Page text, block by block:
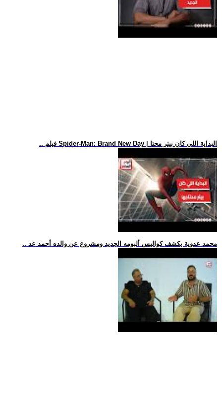
.. فيلم Spider-Man: Brand New Day | البداية اللي كان بيتر محتا
.. محمد عدوية يكشف كواليس ألبومه الجديد ومشروع عن والده أحمد عد